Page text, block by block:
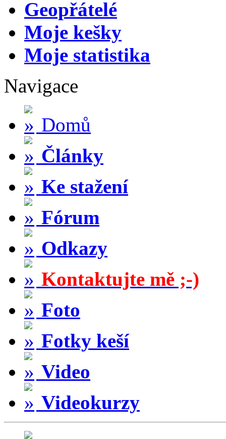
Geopřátelé
Moje kešky
Moje statistika
Navigace
Domů
Články
Ke stažení
Fórum
Odkazy
Kontaktujte mě ;-)
Foto
Fotky keší
Video
Videokurzy